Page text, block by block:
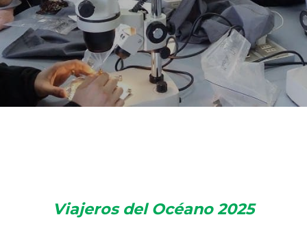
Viajeros del Océano 2025